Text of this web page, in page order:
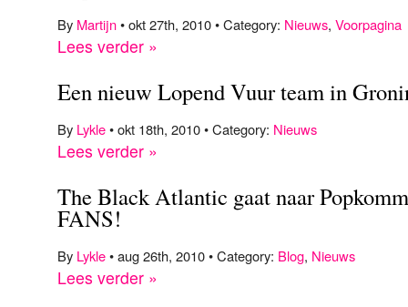
By Martijn• okt 27th, 2010 • Category: Nieuws, Voorpagina
Lees verder »
Een nieuw Lopend Vuur team in
By Lykle• okt 18th, 2010 • Category: Nieuws
Lees verder »
The Black Atlantic gaat naar
FANS!
By Lykle• aug 26th, 2010 • Category: Blog, Nieuws
Lees verder »